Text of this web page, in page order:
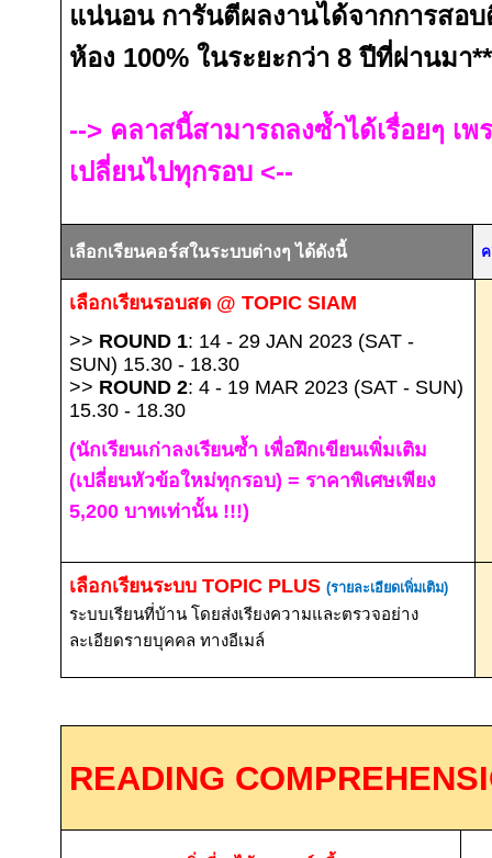
แน่นอน การันตีผลงานได้จากการสอ
ห้อง 100%ในระยะกว่า8ปีที่ผ่านมา
--> คลาสนี้สามารถลงซ้ำได้เรื่อยๆ เ
เปลี่ยนไปทุกรอบ <--
เลือกเรียนคอร์สในระบบต่างๆ ได้ดังนี้
เลือกเรียนรอบสด @ TOPIC SIAM
>> ROUND 1: 14 - 29 JAN 2023 (SAT -
SUN) 15.30 - 18.30
>> ROUND 2: 4 - 19 MAR 2023 (SAT - SUN)
15.30 - 18.30
(นักเรียนเก่าลงเรียนซ้ำ เพื่อฝึกเขียนเพิ่มเติม
(เปลี่ยนหัวข้อใหม่ทุกรอบ) = ราคาพิเศษเพียง
5,200 บาทเท่านั้น !!!)
เลือกเรียนระบบTOPIC PLUS (รายละเอียดเพิ่มเติม)
ระบบเรียนที่บ้าน โดยส่งเรียงความและตรวจอย่าง
ละเอียดรายบุคคล ทางอีเมล์
READING